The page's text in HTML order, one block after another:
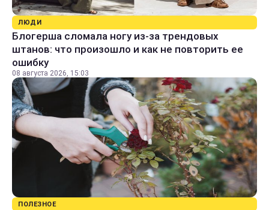
ЛЮДИ
Блогерша сломала ногу из-за трендовых
штанов: что произошло и как не повторить ее
ошибку
08 августа 2026, 15:03
ПОЛЕЗНОЕ